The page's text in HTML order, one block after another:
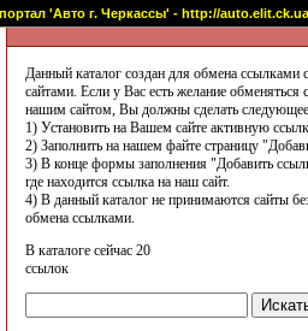
'Авто г. Черкассы' - http://auto.elit.ck.ua
Данный каталог создан для обмена ссылками
сайтами. Если у Вас есть желание обменяться
нашим сайтом, Вы должны сделать
1) Установить на Вашем сайте активную
2) Заполнить на нашем файте страницу
3) В конце формы заполнения "Добавить
где находится ссылка на наш сайт.
4) В данный каталог не принимаются сайты
обмена ссылками.
В каталоге сейчас 20
ссылок